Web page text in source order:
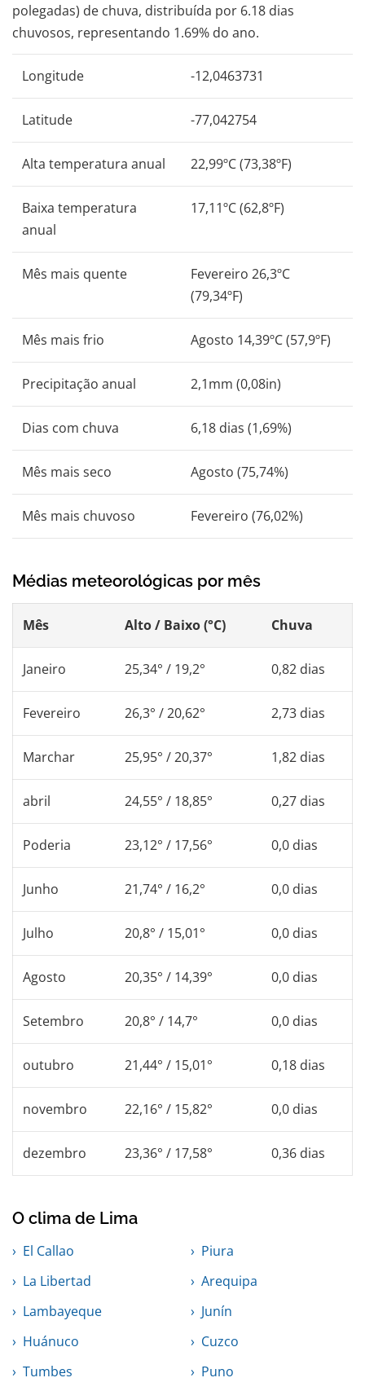
polegadas) de chuva, distribuída por 6.18 dias
chuvosos, representando 1.69% do ano.
Longitude -12,0463731
Latitude -77,042754
Alta temperatura anual 22,99ºC (73,38ºF)
Baixa temperatura
anual
17,11ºC (62,8ºF)
Mês mais quente
Fevereiro 26,3ºC
(79,34ºF)
Mês mais frio Agosto 14,39ºC (57,9ºF)
Precipitação anual 2,1mm (0,08in)
Dias com chuva 6,18 dias (1,69%)
Mês mais seco Agosto (75,74%)
Mês mais chuvoso Fevereiro (76,02%)
Médias meteorológicas por mês
Mês Alto / Baixo (°C) Chuva
Janeiro 25,34° / 19,2° 0,82 dias
Fevereiro 26,3° / 20,62° 2,73 dias
Marchar 25,95° / 20,37° 1,82 dias
abril 24,55° / 18,85° 0,27 dias
Poderia 23,12° / 17,56° 0,0 dias
Junho 21,74° / 16,2° 0,0 dias
Julho 20,8° / 15,01° 0,0 dias
Agosto 20,35° / 14,39° 0,0 dias
Setembro 20,8° / 14,7° 0,0 dias
outubro 21,44° / 15,01° 0,18 dias
novembro 22,16° / 15,82° 0,0 dias
dezembro 23,36° / 17,58° 0,36 dias
O clima de Lima
El Callao
Piura
La Libertad
Arequipa
Lambayeque
Junín
Huánuco
Cuzco
Tumbes
Puno